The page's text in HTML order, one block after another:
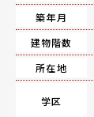
築年月
建物階数
所在地
学区